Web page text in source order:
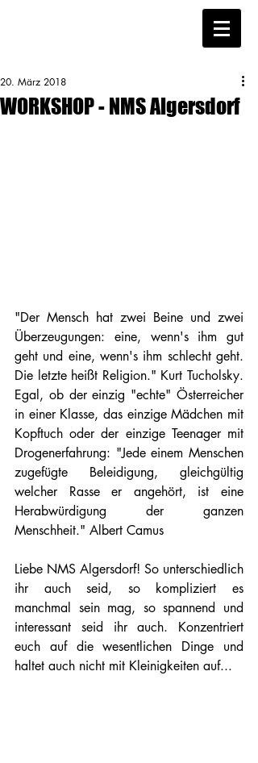
WORKSHOP - NMS Algersdorf
20. März 2018
"Der Mensch hat zwei Beine und zwei
Überzeugungen: eine, wenn's ihm gut
geht und eine, wenn's ihm schlecht geht.
Die letzte heißt Religion." Kurt Tucholsky.
Egal, ob der einzig "echte" Österreicher
in einer Klasse, das einzige Mädchen mit
Kopftuch oder der einzige Teenager mit
Drogenerfahrung: "Jede einem Menschen
zugefügte Beleidigung, gleichgültig
welcher Rasse er angehört, ist eine
Herabwürdigung der ganzen
Menschheit." Albert Camus
Liebe NMS Algersdorf! So unterschiedlich
ihr auch seid, so kompliziert es
manchmal sein mag, so spannend und
interessant seid ihr auch. Konzentriert
euch auf die wesentlichen Dinge und
haltet auch nicht mit Kleinigkeiten auf...